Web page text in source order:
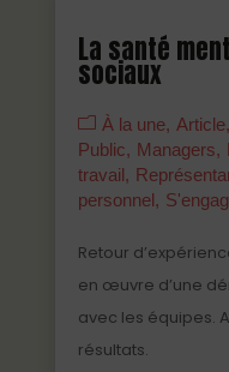
La santé
sociaux
À la une Article
Public
Managers
travail
personnel
Retour
en œuvre d’une
avec les équipes.
résultats.